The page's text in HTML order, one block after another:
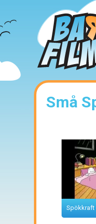
Små
Spökkraft